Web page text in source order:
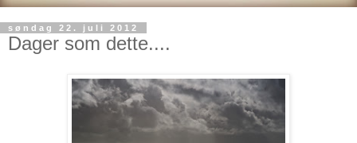
søndag 22. juli 2012
Dager som dette....